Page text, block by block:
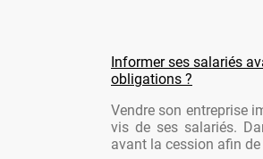
Informer ses salariés
obligations ?
Vendre son entreprise
vis de ses salariés.
avant la cession afin de